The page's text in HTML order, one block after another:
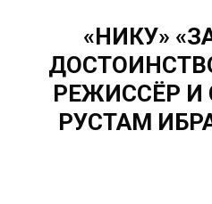
«НИКУ»
РЕЖИССЁР И
РУСТАМ